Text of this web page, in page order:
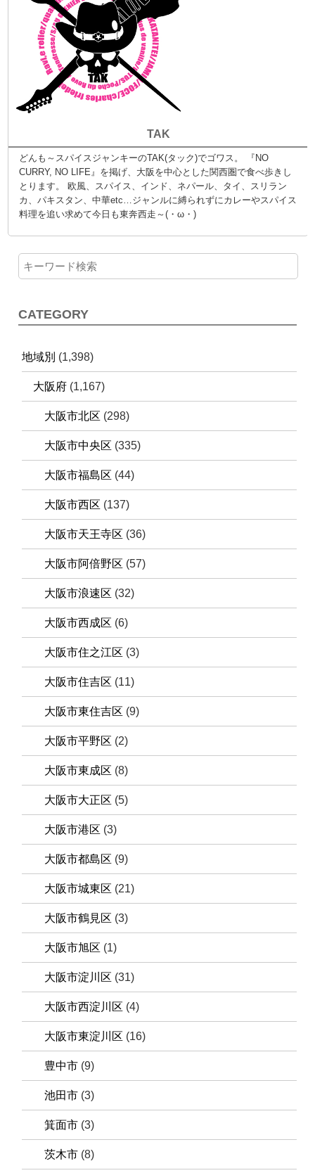
TAK
どんも～スパイスジャンキーのTAK(タック)でゴワス。 『NO
CURRY, NO LIFE』を掲げ、大阪を中心とした関西圏で食べ歩きし
とります。 欧風、スパイス、インド、ネパール、タイ、スリラン
カ、パキスタン、中華etc…ジャンルに縛られずにカレーやスパイス
料理を追い求めて今日も東奔西走～(・ω・)
CATEGORY
地域別 (1,398)
大阪府 (1,167)
大阪市北区 (298)
大阪市中央区 (335)
大阪市福島区 (44)
大阪市西区 (137)
大阪市天王寺区 (36)
大阪市阿倍野区 (57)
大阪市浪速区 (32)
大阪市西成区 (6)
大阪市住之江区 (3)
大阪市住吉区 (11)
大阪市東住吉区 (9)
大阪市平野区 (2)
大阪市東成区 (8)
大阪市大正区 (5)
大阪市港区 (3)
大阪市都島区 (9)
大阪市城東区 (21)
大阪市鶴見区 (3)
大阪市旭区 (1)
大阪市淀川区 (31)
大阪市西淀川区 (4)
大阪市東淀川区 (16)
豊中市 (9)
池田市 (3)
箕面市 (3)
茨木市 (8)